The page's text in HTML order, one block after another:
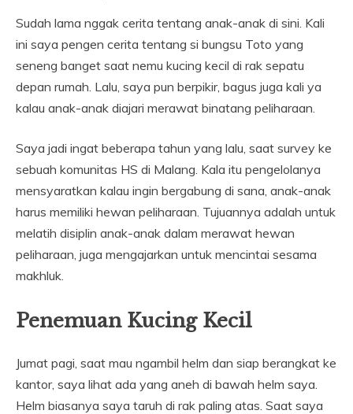
Sudah lama nggak cerita tentang anak-anak di sini. Kali
ini saya pengen cerita tentang si bungsu Toto yang
seneng banget saat nemu kucing kecil di rak sepatu
depan rumah. Lalu, saya pun berpikir, bagus juga kali ya
kalau anak-anak diajari merawat binatang peliharaan.
Saya jadi ingat beberapa tahun yang lalu, saat survey ke
sebuah komunitas HS di Malang. Kala itu pengelolanya
mensyaratkan kalau ingin bergabung di sana, anak-anak
harus memiliki hewan peliharaan. Tujuannya adalah untuk
melatih disiplin anak-anak dalam merawat hewan
peliharaan, juga mengajarkan untuk mencintai sesama
makhluk.
Penemuan Kucing Kecil
Jumat pagi, saat mau ngambil helm dan siap berangkat ke
kantor, saya lihat ada yang aneh di bawah helm saya.
Helm biasanya saya taruh di rak paling atas. Saat saya